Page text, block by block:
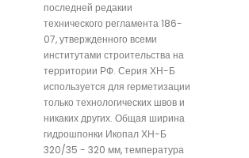
последней редакии
технического регламента 186-
07, утвержденного всеми
институтами строительства на
территории РФ. Серия ХН-Б
используется для герметизации
только технологических швов и
никаких других. Общая ширина
гидрошпонки Икопал ХН-Б
320/35 - 320 мм, температура